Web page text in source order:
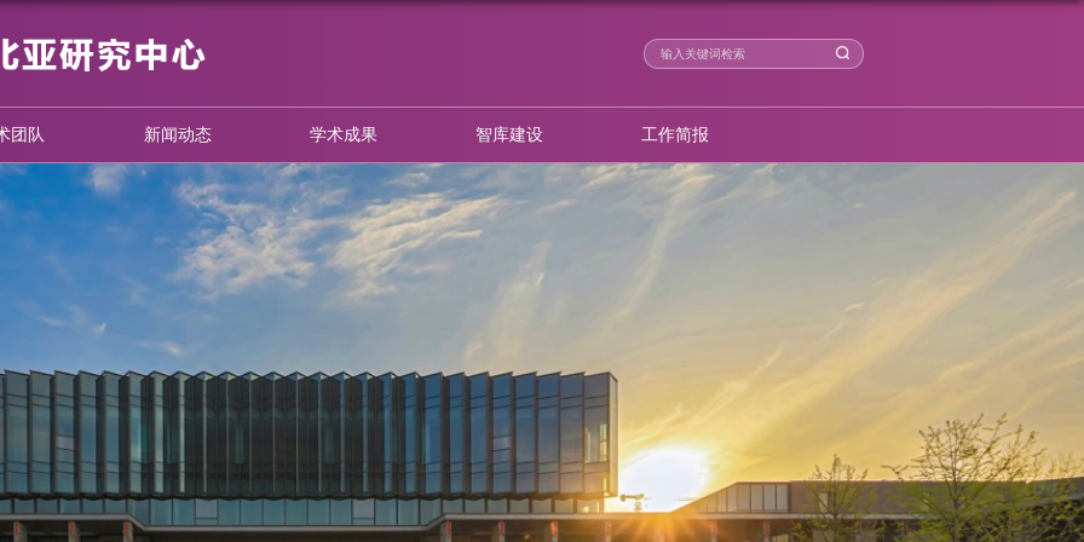
概况 学术团队 新闻动态 学术成果